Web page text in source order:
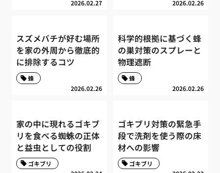
2026.02.27 2026.02.26
スズメバチが好む場所
を家の外周から徹底的
に排除するコツ
2026.02.26
蜂
科学的根拠に基づく蜂
の巣対策のスプレーと
物理遮断
2026.02.26
蜂
家の中に現れるゴキブ
リを食べる蜘蛛の正体
と益虫としての役割
ゴキブリ
ゴキブリ対策の緊急手
段で洗剤を使う際の床
材への影響
ゴキブリ